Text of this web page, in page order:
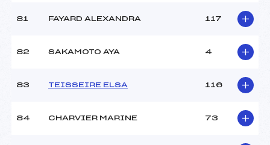
81 FAYARD ALEXANDRA 117
82 SAKAMOTO AYA 4
83 TEISSEIRE ELSA 116
84 CHARVIER MARINE 73